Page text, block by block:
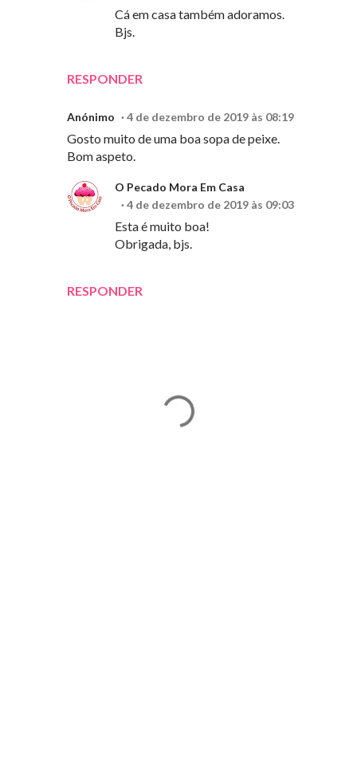
RESPONDER
Cá em casa também adoramos.
Bjs.
Anónimo 4 de dezembro de 2019 às 08:19
Gosto muito de uma boa sopa de peixe.
Bom aspeto.
RESPONDER
O Pecado Mora Em Casa
4 de dezembro de 2019 às 09:03
Esta é muito boa!
Obrigada, bjs.